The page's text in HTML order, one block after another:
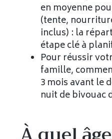
en moyenne
(tente,
inclus) : la
étape clé à
Pour réussir
famille,
3 mois avant le
nuit de bivouac